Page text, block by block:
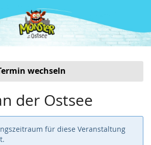
wechseln
der Ostsee
für diese Veranstaltung